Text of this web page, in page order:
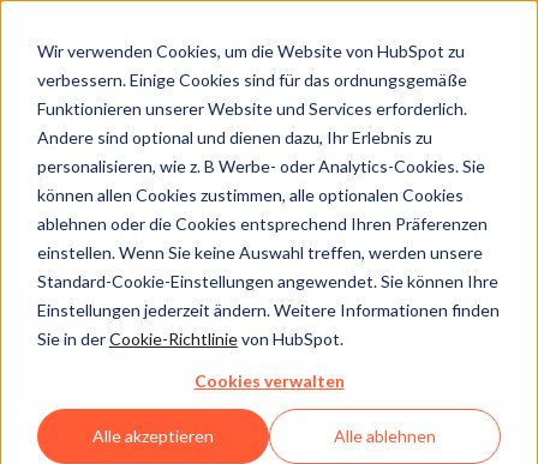
Wir verwenden Cookies, um die Website von HubSpot zu
verbessern. Einige Cookies sind für das ordnungsgemäße
Funktionieren unserer Website und Services erforderlich.
Andere sind optional und dienen dazu, Ihr Erlebnis zu
personalisieren, wie z. B Werbe- oder Analytics-Cookies. Sie
können allen Cookies zustimmen, alle optionalen Cookies
ablehnen oder die Cookies entsprechend Ihren Präferenzen
einstellen. Wenn Sie keine Auswahl treffen, werden unsere
Standard-Cookie-Einstellungen angewendet. Sie können Ihre
Einstellungen jederzeit ändern. Weitere Informationen finden
Sie in derCookie-Richtlinievon HubSpot.
Cookies verwalten
Alle akzeptieren Alle ablehnen
Legal Center
HUBSPOT-DATENSCHUTZRICHTLINIE
Zurück zum Überblick über die